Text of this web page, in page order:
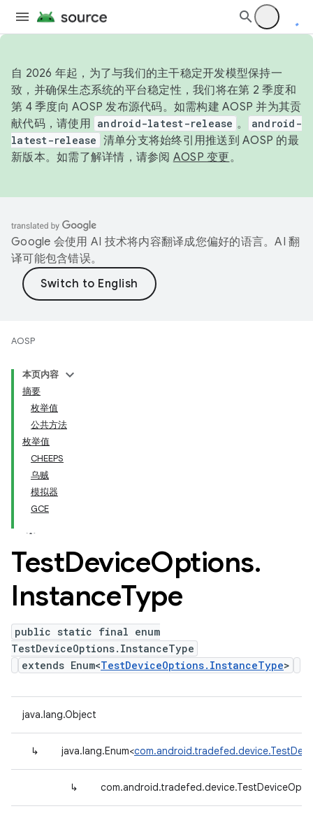
自 2026 年起，为了与我们的主干稳定开发模型保持一
致，并确保生态系统的平台稳定性，我们将在第 2 季度和
第 4 季度向 AOSP 发布源代码。如需构建 AOSP 并为其贡
献代码，请使用 android-latest-release 。
android-
latest-release 清单分支将始终引用推送到 AOSP 的最
新版本。如需了解详情，请参阅 AOSP 变更。
Google 会使用 AI 技术将内容翻译成您偏好的语言。AI 翻
译可能包含错误。
AOSP
本页内容
摘要
枚举值
公共方法
枚举值
CHEEPS
乌贼
模拟器
GCE
TestDeviceOptions.
InstanceType
public static final enum
TestDeviceOptions.InstanceType
extends Enum<TestDeviceOptions.InstanceType>
java.lang.Object
↳ java.lang.Enum<
↳